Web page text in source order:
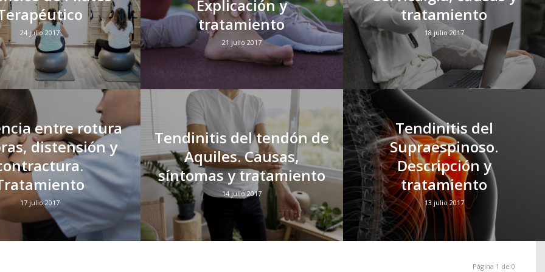
24 julio 2017
Explicación y
tratamiento
21 julio 2017
tratamiento
18 julio 2017
entre rotura
distensión y
17 julio 2017
Tendinitis del tendón de
Aquiles. Causas,
síntomas y tratamiento
14 julio 2017
Tendinitis del
Supraespinoso.
Descripción y
tratamiento
13 julio 2017
Página 1 de 0